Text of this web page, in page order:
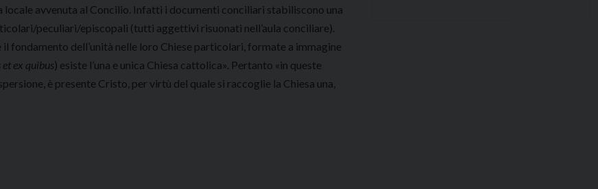
avvenuta al Concilio. Infatti i documenti conciliari stabiliscono una
peculiari/episcopali (tutti aggettivi risuonati nell’aula conciliare).
fondamento dell’unità nelle loro Chiese particolari, formate a immagine
ex quibus) esiste l’una e unica Chiesa cattolica». Pertanto «in queste
è presente Cristo, per virtù del quale si raccoglie la Chiesa una,